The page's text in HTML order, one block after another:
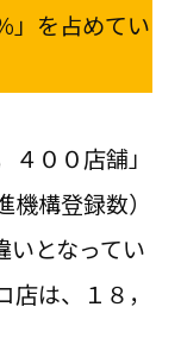
」を占めてい
００店舗」
構登録数）
いとなってい
は、１８，